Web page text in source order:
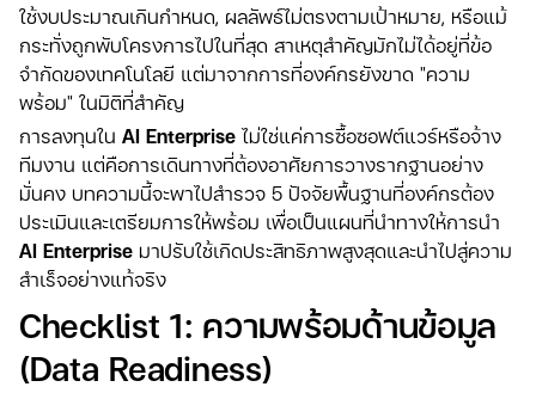
ใช้งบประมาณเกินกำหนด, ผลลัพธ์ไม่ตรงตามเป้าหมาย, หรือแม้
กระทั่งถูกพับโครงการไปในที่สุด สาเหตุสำคัญมักไม่ได้อยู่ที่ข้อ
จำกัดของเทคโนโลยี แต่มาจากการที่องค์กรยังขาด "ความ
พร้อม" ในมิติที่สำคัญ
การลงทุนใน AI Enterpriseไม่ใช่แค่การซื้อซอฟต์แวร์หรือจ้าง
ทีมงาน แต่คือการเดินทางที่ต้องอาศัยการวางรากฐานอย่าง
มั่นคง บทความนี้จะพาไปสำรวจ 5 ปัจจัยพื้นฐานที่องค์กรต้อง
ประเมินและเตรียมการให้พร้อม เพื่อเป็นแผนที่นำทางให้การนำ
AI Enterprise มาปรับใช้เกิดประสิทธิภาพสูงสุดและนำไปสู่ความ
สำเร็จอย่างแท้จริง
Checklist 1: ความพร้อมด้านข้อมูล
(Data Readiness)